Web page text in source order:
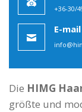
Die HIMG
größte und